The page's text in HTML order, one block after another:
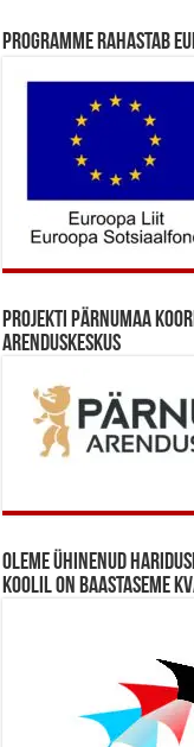
Programme rahastab
Projekti Pärnumaa
Arenduskeskus
Oleme ühinenud
koolil on baastaseme